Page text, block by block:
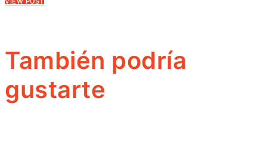
También podría
gustarte